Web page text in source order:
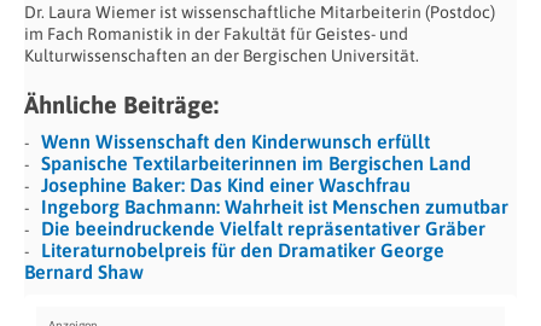
Dr. Laura Wiemer ist wissenschaftliche Mitarbeiterin (Postdoc)
im Fach Romanistik in der Fakultät für Geistes- und
Kulturwissenschaften an der Bergischen Universität.
Ähnliche Beiträge:
Wenn Wissenschaft den Kinderwunsch erfüllt
Spanische Textilarbeiterinnen im Bergischen Land
Josephine Baker: Das Kind einer Waschfrau
Ingeborg Bachmann: Wahrheit ist Menschen zumutbar
Die beeindruckende Vielfalt repräsentativer Gräber
Literaturnobelpreis für den Dramatiker George
Bernard Shaw